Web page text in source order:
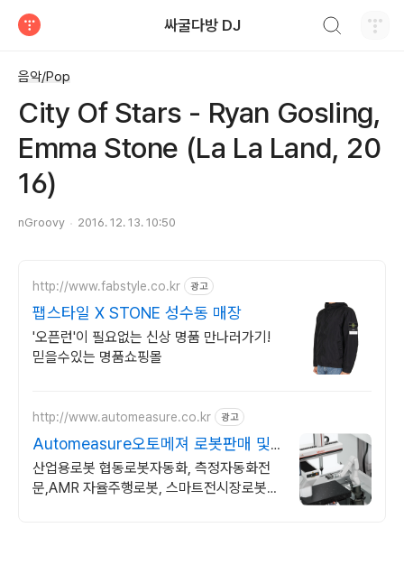
싸굴다방 DJ
음악/Pop
City Of Stars - Ryan Gosling,
Emma Stone (La La Land, 20
16)
nGroovy 2016. 12. 13. 10:50
http://www.fabstyle.co.kr 광고
팹스타일 X STONE 성수동 매장
'오픈런'이 필요없는 신상 명품 만나러가기!
믿을수있는 명품쇼핑몰
http://www.automeasure.co.kr 광고
Automeasure오토메져 로봇판매 및
자동화시스템전문
산업용로봇 협동로봇자동화, 측정자동화전
문,AMR 자율주행로봇, 스마트전시장로봇데